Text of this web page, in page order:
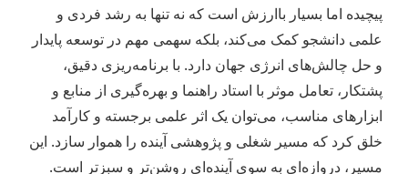
پیچیده اما بسیار باارزش است که نه تنها به رشد فردی و
علمی دانشجو کمک می‌کند، بلکه سهمی مهم در توسعه پایدار
و حل چالش‌های انرژی جهان دارد. با برنامه‌ریزی دقیق،
پشتکار، تعامل موثر با استاد راهنما و بهره‌گیری از منابع و
ابزارهای مناسب، می‌توان یک اثر علمی برجسته و کارآمد
خلق کرد که مسیر شغلی و پژوهشی آینده را هموار سازد. این
مسیر، دروازه‌ای به سوی آینده‌ای روشن‌تر و سبزتر است.